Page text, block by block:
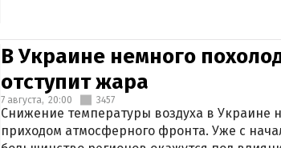
В Украине немного
отступит жара
7 августа, 20:00 3457
Снижение температуры воздуха в Украине
приходом атмосферного фронта. Уже с